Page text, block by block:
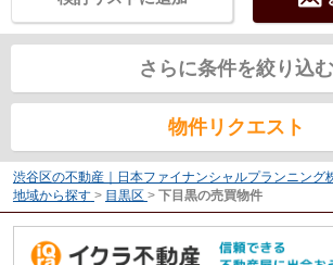
さらに条件を絞り込む
物件リクエスト
渋谷区の不動産｜日本ファイナンシャルプランニング
地域から探す > 目黒区 > 下目黒の売買物件